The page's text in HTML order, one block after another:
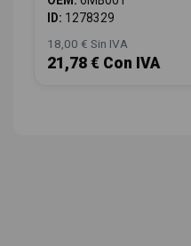
ID: 1278329
18,00 € Sin IVA
21,78 € Con IVA